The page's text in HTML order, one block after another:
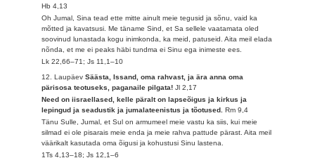
Hb 4,13
Oh Jumal, Sina tead ette mitte ainult meie tegusid ja sõnu, vaid ka
mõtted ja kavatsusi. Me täname Sind, et Sa sellele vaatamata oled
soovinud lunastada kogu inimkonda, ka meid, patuseid. Aita meil elada
nõnda, et me ei peaks häbi tundma ei Sinu ega inimeste ees.
Lk 22,66–71; Js 11,1–10
12. LaupäevSäästa, Issand, oma rahvast, ja ära anna oma
pärisosa teotuseks, paganaile pilgata!Jl 2,17
Need on iisraellased, kelle päralt on lapseõigus ja kirkus ja
lepingud ja seadustik ja jumalateenistus ja tõotused.Rm 9,4
Tänu Sulle, Jumal, et Sul on armumeel meie vastu ka siis, kui meie
silmad ei ole pisarais meie enda ja meie rahva pattude pärast. Aita meil
väärikalt kasutada oma õigusi ja kohustusi Sinu lastena.
1Ts 4,13–18; Js 12,1–6